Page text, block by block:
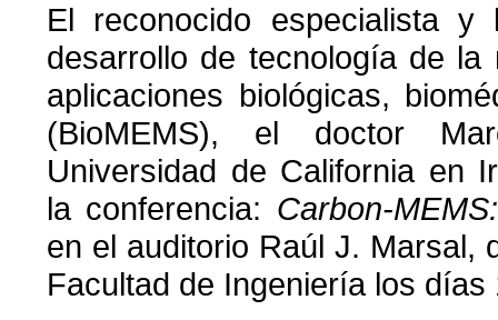
El reconocido especialista
desarrollo de tecnología de la
aplicaciones biológicas,
(BioMEMS), el doctor
Universidad de California en
la conferencia: Carbon-
en el auditorio Raúl J. Marsal,
Facultad de Ingeniería los días